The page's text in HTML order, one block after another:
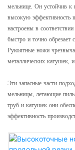
мельнице. Он устойчив к
высокую эффективность
настроены в
быстро и точно обрезает
Рукоятные ножи
металлических катушек,
Эти запасные части
мельницы, летающие
труб и катушек они
эффективность